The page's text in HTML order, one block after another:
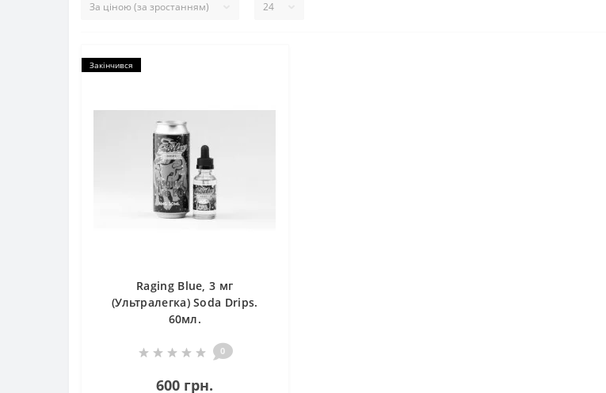
Закінчився
Raging Blue, 3 мг
(Ультралегка) Soda Drips.
60мл.
0
600 грн.